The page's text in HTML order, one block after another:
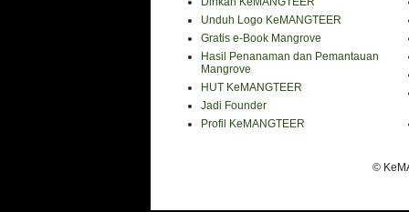
Unduh Logo KeMANGTEER
Gratis e-Book Mangrove
Hasil Penanaman dan Pemantauan
Mangrove
HUT KeMANGTEER
Jadi Founder
Profil KeMANGTEER
©